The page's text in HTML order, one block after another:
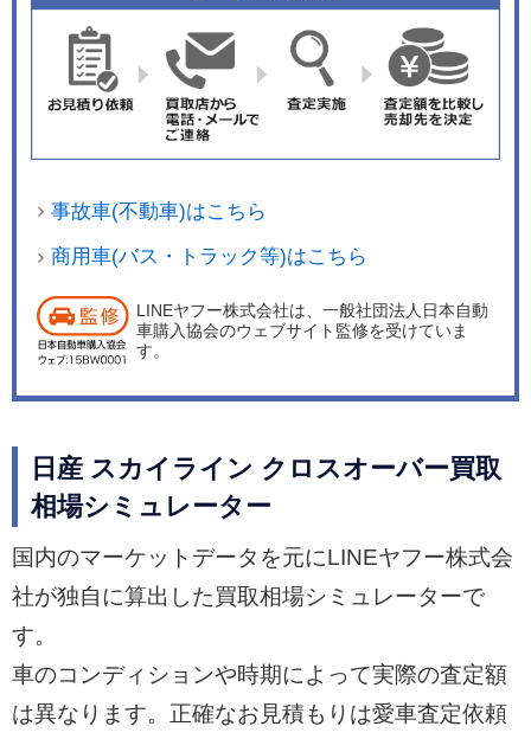
事故車(不動車)はこちら
商用車(バス・トラック等)はこちら
LINEヤフー株式会社は、一般社団法人日本自動
車購入協会のウェブサイト監修を受けていま
す。
日産 スカイライン クロスオーバー買取
相場シミュレーター
国内のマーケットデータを元にLINEヤフー株式会
社が独自に算出した買取相場シミュレーターで
す。
車のコンディションや時期によって実際の査定額
は異なります。正確なお見積もりは愛車査定依頼